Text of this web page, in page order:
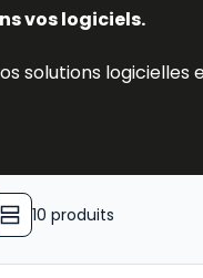
vos logiciels.
solutions
10 produits